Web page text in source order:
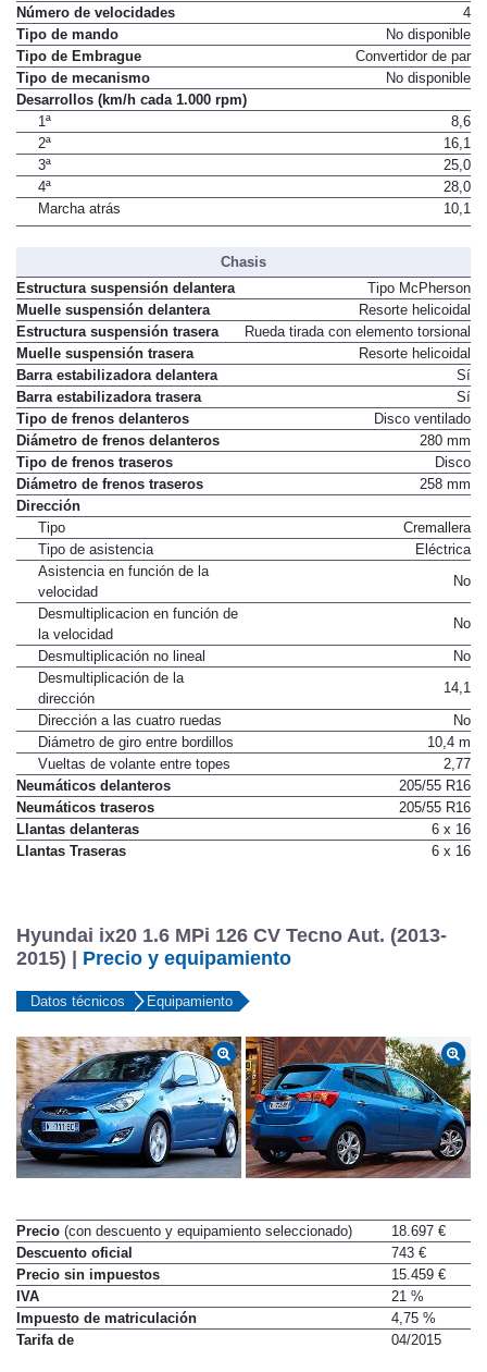
Número de velocidades
4
Tipo de mando
No disponible
Tipo de Embrague
Convertidor de par
Tipo de mecanismo
No disponible
Desarrollos (km/h cada 1.000 rpm)
1ª
8,6
2ª
16,1
3ª
25,0
4ª
28,0
Marcha atrás
10,1
Chasis
Estructura suspensión delantera
Tipo McPherson
Muelle suspensión delantera
Resorte helicoidal
Estructura suspensión trasera
Rueda tirada con elemento torsional
Muelle suspensión trasera
Resorte helicoidal
Barra estabilizadora delantera
Sí
Barra estabilizadora trasera
Sí
Tipo de frenos delanteros
Disco ventilado
Diámetro de frenos delanteros
280 mm
Tipo de frenos traseros
Disco
Diámetro de frenos traseros
258 mm
Dirección
Tipo
Cremallera
Tipo de asistencia
Eléctrica
Asistencia en función de la
velocidad
No
Desmultiplicacion en función de
la velocidad
No
Desmultiplicación no lineal
No
Desmultiplicación de la
dirección
14,1
Dirección a las cuatro ruedas
No
Diámetro de giro entre bordillos
10,4 m
Vueltas de volante entre topes
2,77
Neumáticos delanteros
205/55 R16
Neumáticos traseros
205/55 R16
Llantas delanteras
6 x 16
Llantas Traseras
6 x 16
Hyundai ix20 1.6 MPi 126 CV Tecno Aut. (2013-
2015) | Precio y equipamiento
Datos técnicos Equipamiento
Precio (con descuento y equipamiento seleccionado)
18.697 €
Descuento oficial
743 €
Precio sin impuestos
15.459 €
IVA
21 %
Impuesto de matriculación
4,75 %
Tarifa de
04/2015